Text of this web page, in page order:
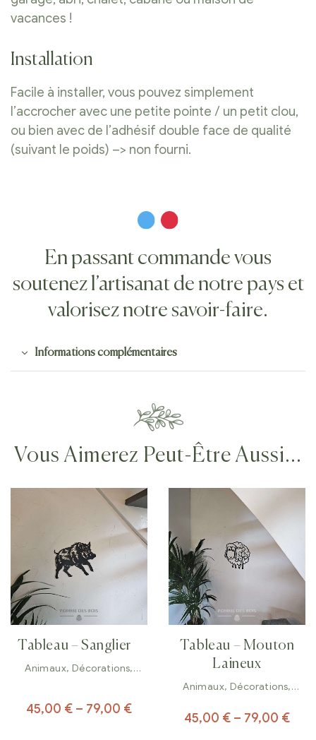
vacances !
Installation
Facile à installer, vous pouvez simplement
l’accrocher avec une petite pointe / un petit clou,
ou bien avec de l’adhésif double face de qualité
(suivant le poids) –> non fourni.
En passant commande vous
soutenez l’artisanat de notre pays et
valorisez notre savoir-faire.
Informations complémentaires
Vous Aimerez Peut-Être Aussi…
Tableau – Sanglier
Animaux, Décorations,
45,00 € – 79,00 €
Tableau – Mouton
Laineux
Animaux, Décorations,
45,00 € – 79,00 €